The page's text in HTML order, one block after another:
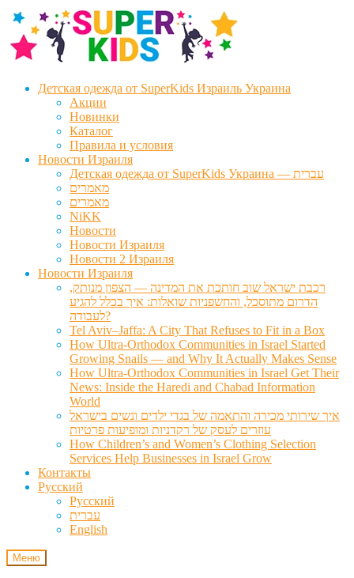
Перейти
навигации
Перейти
содержимому
Детская одежда от SuperKids Израиль Украина
Акции
Новинки
Каталог
Правила и условия
Новости Израиля
Детская одежда от SuperKids Украина — עברית
מאמרים
מאמרים
NiKK
Новости
Новости Израиля
Новости 2 Израиля
Новости Израиля
רכבת ישראל שוב חותכת את המדינה — הצפון מנותק,
הדרום מתוסכל, והחשפניות שואלות: איך בכלל להגיע
לעבודה?
Tel Aviv–Jaffa: A City That Refuses to Fit in a Box
How Ultra-Orthodox Communities in Israel Started
Growing Snails — and Why It Actually Makes Sense
How Ultra-Orthodox Communities in Israel Get Their
News: Inside the Haredi and Chabad Information
World
איך שירותי מכירה והתאמה של בגדי ילדים ונשים בישראל
עוזרים לעסק של רקדניות ומופיעות פרטיות
How Children’s and Women’s Clothing Selection
Services Help Businesses in Israel Grow
Контакты
Русский
Русский
עברית
English
Меню